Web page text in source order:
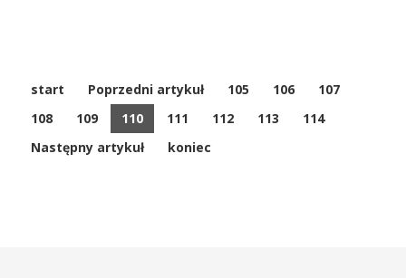
start Poprzedni artykuł 105 106
107
108
109 110 111 112 113
114
Następny artykuł
koniec